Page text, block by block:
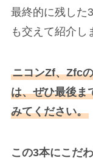
最終的に残した
も交えて紹介し
ニコンZf、Zfc
は、ぜひ最後ま
みてください。
この3本にこだ